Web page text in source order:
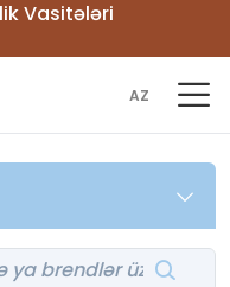
Vasitələri
AZ